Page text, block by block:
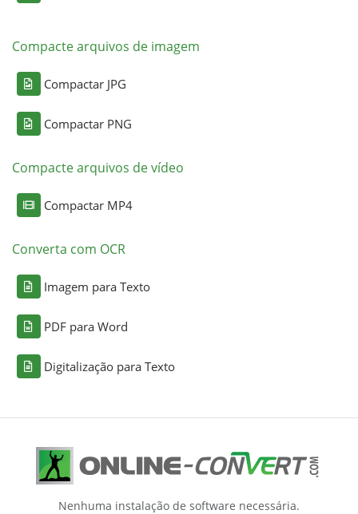
Compacte arquivos de imagem
Compactar JPG
Compactar PNG
Compacte arquivos de vídeo
Compactar MP4
Converta com OCR
Imagem para Texto
PDF para Word
Digitalização para Texto
Nenhuma instalação de software necessária.